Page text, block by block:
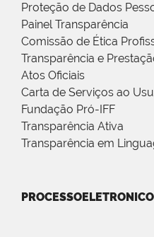
Proteção de Dados
Painel Transparência
Comissão de Ética
Transparência e
Atos Oficiais
Carta de Serviços ao
Fundação Pró-IFF
Transparência Ativa
Transparência em
PROCESSOELETRONICO